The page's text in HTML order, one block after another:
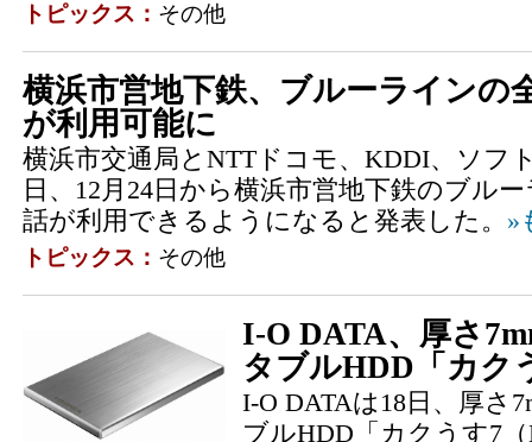
トピックス： その他
横浜市営地下鉄、ブルーラインの
が利用可能に
横浜市交通局とNTTドコモ、KDDI、ソフ
日、12月24日から横浜市営地下鉄のブル
話が利用できるようになると発表した。 »
トピックス： その他
I-O DATA、厚さ
タブルHDD「カク
I-O DATAは18日、厚さ
ブルHDD「カクうす7